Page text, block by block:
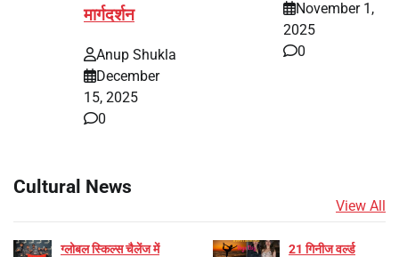
मार्गदर्शन
Anup Shukla
December
15, 2025
0
November 1,
2025
0
Cultural News
View All
ग्लोबल स्किल्स चैलेंज में
21 गिनीज वर्ल्ड